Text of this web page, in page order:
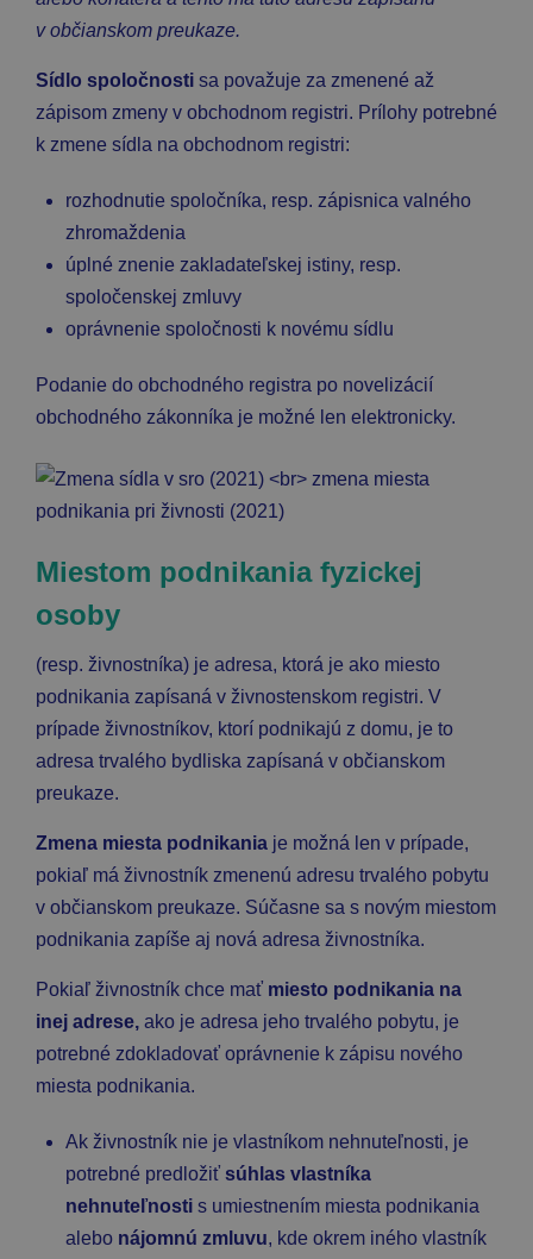
v občianskom preukaze.
Sídlo spoločnosti sa považuje za zmenené až
zápisom zmeny v obchodnom registri. Prílohy potrebné
k zmene sídla na obchodnom registri:
rozhodnutie spoločníka, resp. zápisnica valného
zhromaždenia
úplné znenie zakladateľskej istiny, resp.
spoločenskej zmluvy
oprávnenie spoločnosti k novému sídlu
Podanie do obchodného registra po novelizácií
obchodného zákonníka je možné len elektronicky.
Miestom podnikania fyzickej
osoby
(resp. živnostníka) je adresa, ktorá je ako miesto
podnikania zapísaná v živnostenskom registri. V
prípade živnostníkov, ktorí podnikajú z domu, je to
adresa trvalého bydliska zapísaná v občianskom
preukaze.
Zmena miesta podnikania je možná len v prípade,
pokiaľ má živnostník zmenenú adresu trvalého pobytu
v občianskom preukaze. Súčasne sa s novým miestom
podnikania zapíše aj nová adresa živnostníka.
Pokiaľ živnostník chce mať miesto podnikania na
inej adrese, ako je adresa jeho trvalého pobytu, je
potrebné zdokladovať oprávnenie k zápisu nového
miesta podnikania.
Ak živnostník nie je vlastníkom nehnuteľnosti, je
potrebné predložiť súhlas vlastníka
nehnuteľnosti s umiestnením miesta podnikania
alebo nájomnú zmluvu, kde okrem iného vlastník